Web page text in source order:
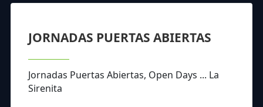
JORNADAS PUERTAS ABIERTAS
Jornadas Puertas Abiertas, Open Days ... La
Sirenita